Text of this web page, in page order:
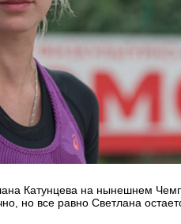
Катунцева на нынешнем
но все равно Светлана